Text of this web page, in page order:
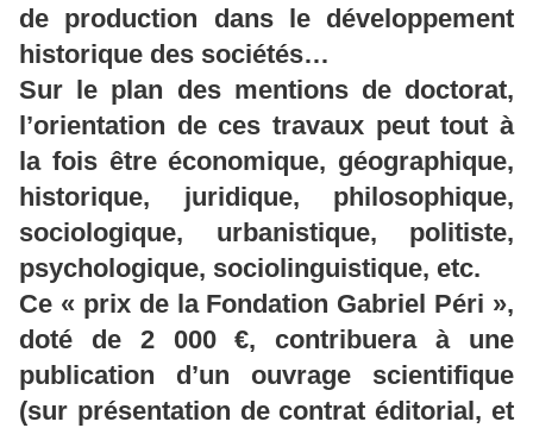
de production dans le développement
historique des sociétés…
Sur le plan des mentions de doctorat,
l’orientation de ces travaux peut tout à
la fois être économique, géographique,
historique, juridique, philosophique,
sociologique, urbanistique, politiste,
psychologique, sociolinguistique, etc.
Ce « prix de la Fondation Gabriel Péri »,
doté de 2 000 €, contribuera à une
publication d’un ouvrage scientifique
(sur présentation de contrat éditorial, et